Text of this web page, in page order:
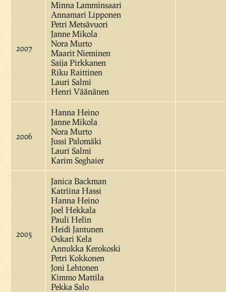
2007
Minna Lamminsaari
Annamari Lipponen
Petri Metsävuori
Janne Mikola
Nora Murto
Maarit Nieminen
Saija Pirkkanen
Riku Raittinen
Lauri Salmi
Henri Väänänen
2006
Hanna Heino
Janne Mikola
Nora Murto
Jussi Palomäki
Lauri Salmi
Karim Seghaier
2005
Janica Backman
Katriina Hassi
Hanna Heino
Joel Hekkala
Pauli Helin
Heidi Jantunen
Oskari Kela
Annukka Kerokoski
Petri Kokkonen
Joni Lehtonen
Kimmo Mattila
Pekka Salo